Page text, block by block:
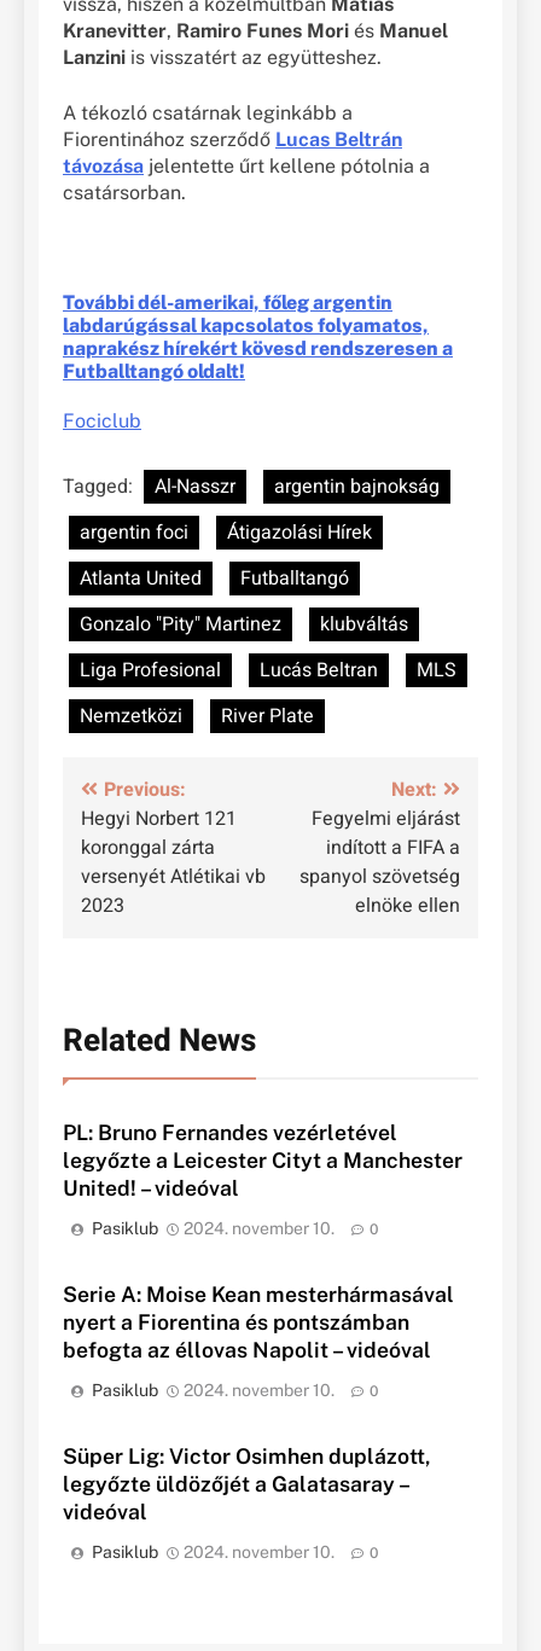
Kranevitter, Ramiro Funes Mori és Manuel
Lanzini is visszatért az együtteshez.
A tékozló csatárnak leginkább a
Fiorentinához szerződő Lucas Beltrán
távozása jelentette űrt kellene pótolnia a
csatársorban.
További dél-amerikai, főleg argentin
labdarúgással kapcsolatos folyamatos,
naprakész hírekért kövesd rendszeresen a
Futballtangó oldalt!
Fociclub
Tagged: Al-Nasszr
argentin bajnokság
argentin foci
Átigazolási Hírek
Atlanta United
Futballtangó
Gonzalo "Pity" Martinez
klubváltás
Liga Profesional
Lucás Beltran
MLS
Nemzetközi
River Plate
Bejegyzés
navigáció
Previous:
Hegyi Norbert 121
koronggal zárta
versenyét Atlétikai vb
2023
Next:
Fegyelmi eljárást
indított a FIFA a
spanyol szövetség
elnöke ellen
Related News
PL: Bruno Fernandes vezérletével
legyőzte a Leicester Cityt a Manchester
United! – videóval
Pasiklub 2024. november 10. 0
Serie A: Moise Kean mesterhármasával
nyert a Fiorentina és pontszámban
befogta az éllovas Napolit – videóval
Pasiklub 2024. november 10. 0
Süper Lig: Victor Osimhen duplázott,
legyőzte üldözőjét a Galatasaray –
videóval
Pasiklub 2024. november 10. 0